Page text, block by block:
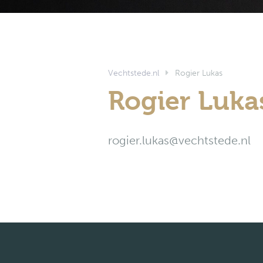
Vechtstede.nl Rogier Lukas
Rogier
rogier.lukas@vechtstede.nl